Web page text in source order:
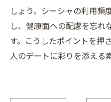
しょう。シーシャの利用頻
し、健康面への配慮を忘れ
す。こうしたポイントを押
人のデートに彩りを添える